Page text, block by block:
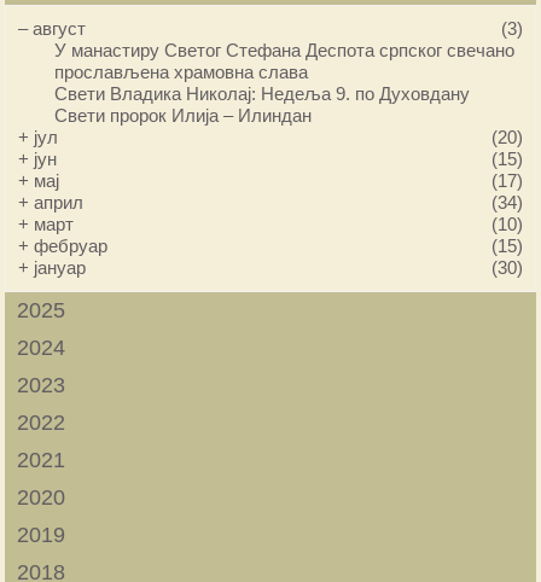
–август
(3)
У манастиру Светог Стефана Деспота српског свечано
прослављена храмовна слава
Свети Владика Николај: Недеља 9. по Духовдану
Свети пророк Илија – Илиндан
+ јул
(20)
+ јун
(15)
+ мај
(17)
+април
(34)
+ март
(10)
+фебруар
(15)
+ јануар (30)
2025
2024
2023
2022
2021
2020
2019
2018